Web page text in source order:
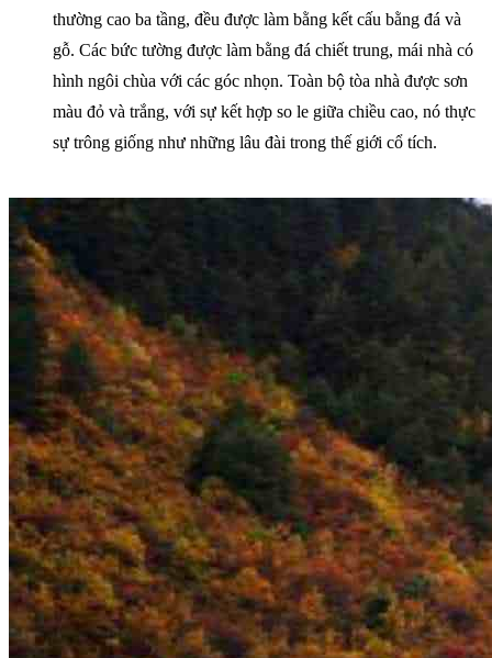
thường cao ba tầng, đều được làm bằng kết cấu bằng đá và
gỗ. Các bức tường được làm bằng đá chiết trung, mái nhà có
hình ngôi chùa với các góc nhọn. Toàn bộ tòa nhà được sơn
màu đỏ và trắng, với sự kết hợp so le giữa chiều cao, nó thực
sự trông giống như những lâu đài trong thế giới cổ tích.